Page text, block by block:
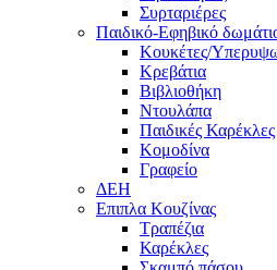
Συρταριέρες
Παιδικό-Εφηβικό
Κουκέτες/
Κρεβάτια
Βιβλιοθήκη
Ντουλάπα
Παιδικές Καρέκλες
Κομοδίνα
Γραφείο
ΔΕΗ
Επιπλα Κουζίνας
Τραπέζια
Καρέκλες